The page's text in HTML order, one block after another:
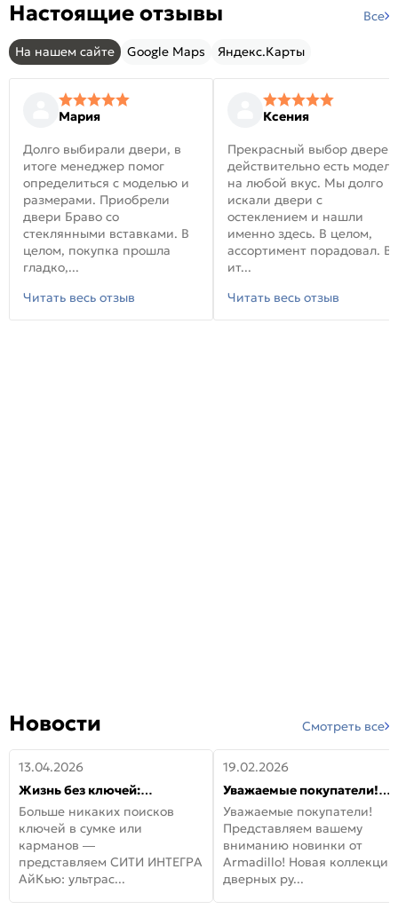
Настоящие отзывы Все
На нашем сайте Google Maps Яндекс.Карты
Мария
Долго выбирали двери, в
итоге менеджер помог
определиться с моделью и
размерами. Приобрели
двери Браво со
стеклянными вставками. В
целом, покупка прошла
гладко,...
Читать весь отзыв
Ксения
Прекрасный выбор
действительно есть модели
на любой вкус. Мы долго
искали двери с
остеклением и нашли
именно здесь. В целом,
ассортимент порадовал. В
ит...
Читать весь отзыв
Новости Смотреть все
13.04.2026
Жизнь без ключей:
встречайте новую дверь
СИТИ ИНТЕГРА АйКью!
Больше никаких поисков
ключей в сумке или
карманов —
представляем СИТИ ИНТЕГРА
АйКью: ультрас...
19.02.2026
Уважаемые покупатели!
Представляем вашему
вниманию новинки от
Armadillo!
Уважаемые покупатели!
Представляем вашему
вниманию новинки от
Armadillo! Новая коллекция
дверных ру...